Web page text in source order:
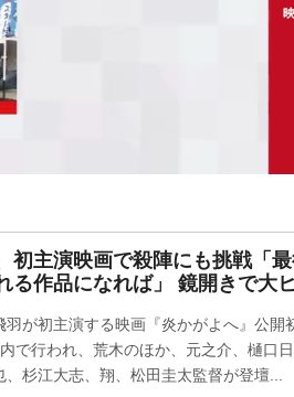
初主演映画で殺陣にも挑戦「
る作品になれば」 鏡開きで大
羽が初主演する映画『炎かがよへ』公開
で行われ、荒木のほか、元之介、樋口
、杉江大志、翔、松田圭太監督が登壇...